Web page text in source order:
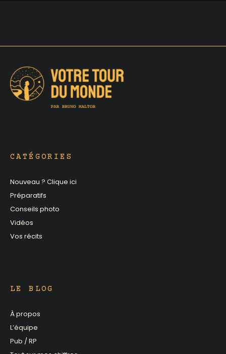
CATÉGORIES
Nouveau ? Clique ici
Préparatifs
Conseils photo
Vidéos
Vos récits
LE BLOG
À propos
L’équipe
Pub / RP